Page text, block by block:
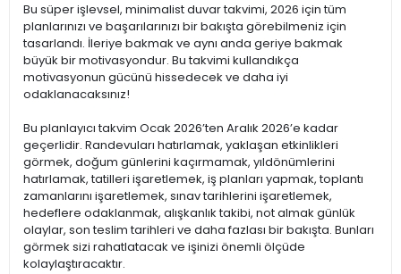
Bu süper işlevsel, minimalist duvar takvimi, 2026 için tüm
planlarınızı ve başarılarınızı bir bakışta görebilmeniz için
tasarlandı. İleriye bakmak ve aynı anda geriye bakmak
büyük bir motivasyondur. Bu takvimi kullandıkça
motivasyonun gücünü hissedecek ve daha iyi
odaklanacaksınız!
Bu planlayıcı takvim Ocak 2026’ten Aralık 2026’e kadar
geçerlidir. Randevuları hatırlamak, yaklaşan etkinlikleri
görmek, doğum günlerini kaçırmamak, yıldönümlerini
hatırlamak, tatilleri işaretlemek, iş planları yapmak, toplantı
zamanlarını işaretlemek, sınav tarihlerini işaretlemek,
hedeflere odaklanmak, alışkanlık takibi, not almak günlük
olaylar, son teslim tarihleri ve daha fazlası bir bakışta. Bunları
görmek sizi rahatlatacak ve işinizi önemli ölçüde
kolaylaştıracaktır.